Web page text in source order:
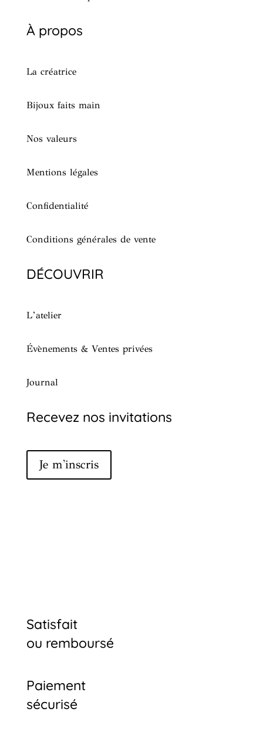
À propos
La créatrice
Bijoux faits main
Nos valeurs
Mentions légales
Confidentialité
Conditions générales de vente
DÉCOUVRIR
L’atelier
Évènements & Ventes privées
Journal
Recevez nos invitations
Je m'inscris
Satisfait
ou remboursé
Paiement
sécurisé